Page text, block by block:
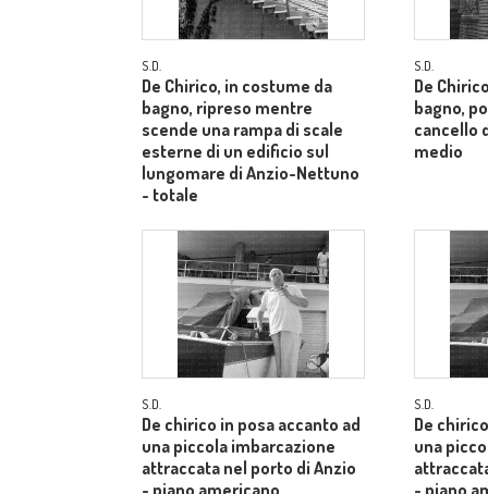
S.D.
De Chirico, in costume da
bagno, ripreso mentre
scende una rampa di scale
esterne di un edificio sul
lungomare di Anzio-Nettuno
- totale
S.D.
De
bagno,
cancello
medio
S.D.
De chirico in posa accanto ad
una piccola imbarcazione
attraccata nel porto di Anzio
- piano americano
S.D.
De
una
- piano